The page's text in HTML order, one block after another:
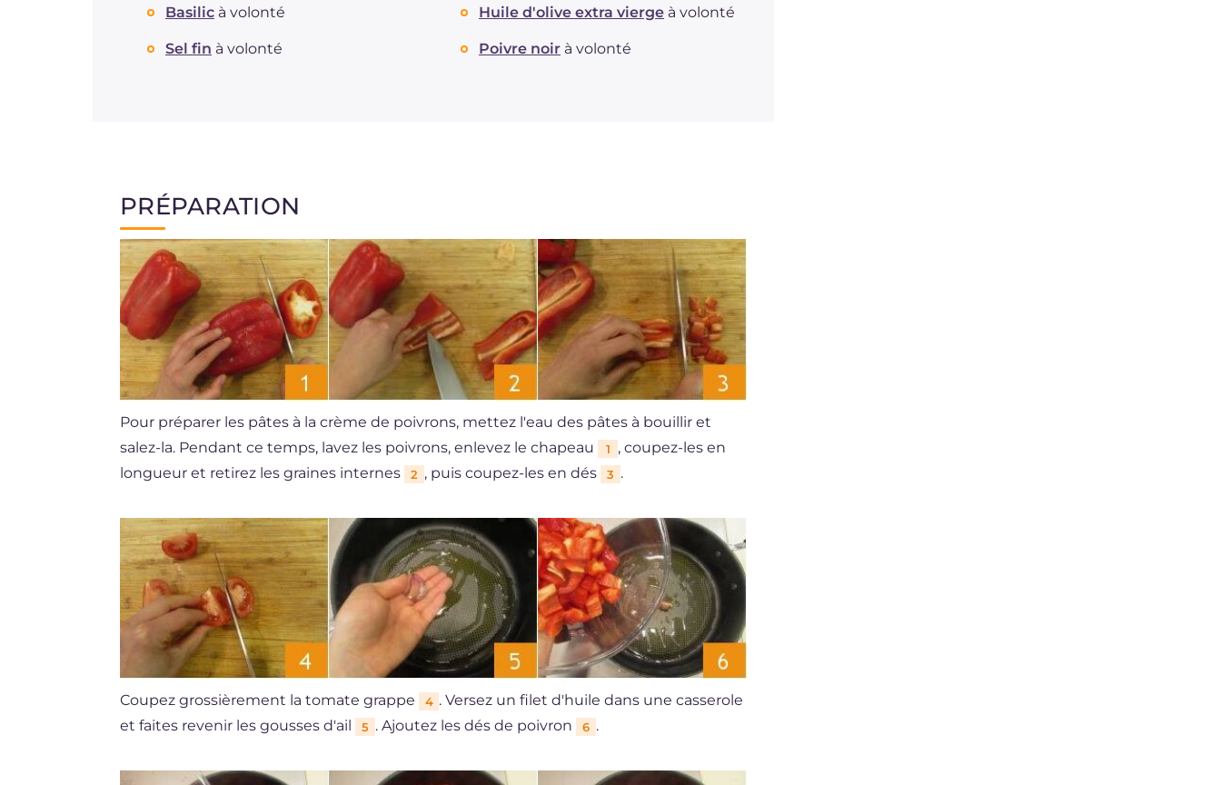
Basilic à volonté Huile d'olive extra vierge à volonté
Sel fin à volonté Poivre noir à volonté
PRÉPARATION
Pour préparer les pâtes à la crème de poivrons, mettez l'eau des pâtes à bouillir et
salez-la. Pendant ce temps, lavez les poivrons, enlevez le chapeau
1
, coupez-les en
longueur et retirez les graines internes
2 , puis coupez-les en dés 3 .
Coupez grossièrement la tomate grappe 4 . Versez un filet d'huile dans une casserole
et faites revenir les gousses d'ail
5 . Ajoutez les dés de poivron 6 .